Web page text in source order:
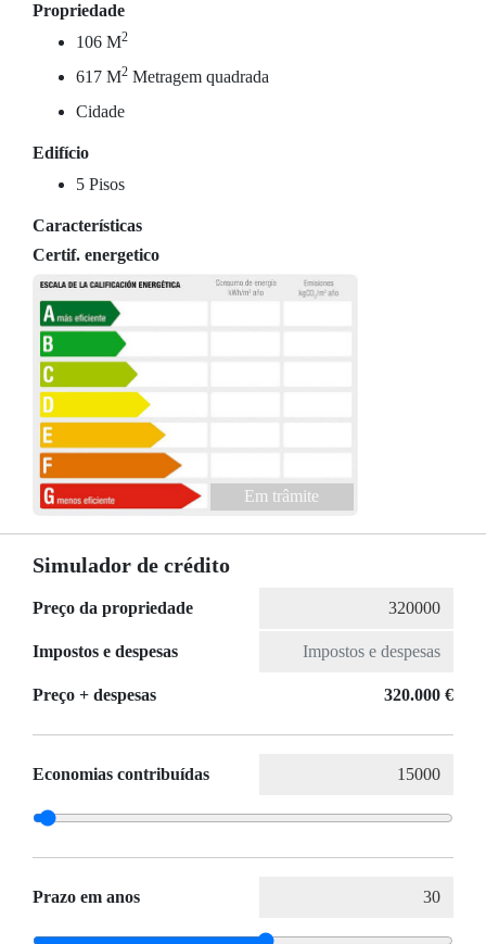
Propriedade
106 M2
617 M2 Metragem quadrada
Cidade
Edifício
5 Pisos
Características
Certif. energetico
Em trâmite
Simulador de crédito
Preço da propriedade
Impostos e despesas
Preço + despesas 320.000 €
Economias contribuídas
Prazo em anos